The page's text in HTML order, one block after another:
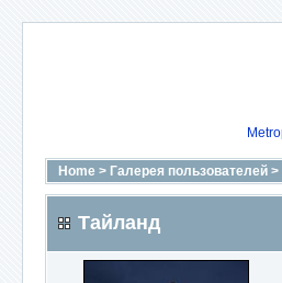
Home > Галерея пользователей >
Тайланд